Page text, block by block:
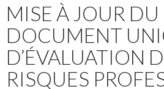
MISE À JOUR DU
DOCUMENT
D’ÉVALUATION
RISQUES